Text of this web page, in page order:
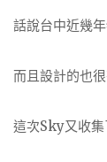
話說台中近幾
而且設計的也很
這次Sky又收集